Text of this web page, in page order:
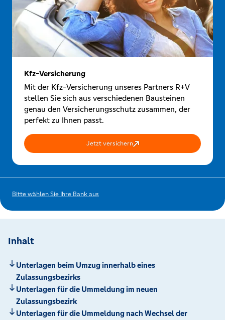
Kfz-Versicherung
Mit der Kfz-Versicherung unseres Partners R+V
stellen Sie sich aus verschiedenen Bausteinen
genau den Versicherungsschutz zusammen, der
perfekt zu Ihnen passt.
Jetzt versichern
Bitte wählen Sie Ihre Bank aus
Inhalt
Unterlagen beim Umzug innerhalb eines
Zulassungsbezirks
Unterlagen für die Ummeldung im neuen
Zulassungsbezirk
Unterlagen für die Ummeldung nach Wechsel der